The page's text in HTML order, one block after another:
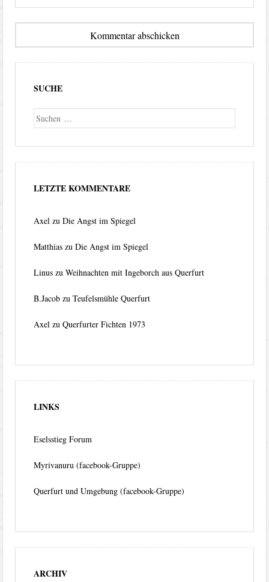
SUCHE
Suche
LETZTE KOMMENTARE
Axel zuDie Angst im Spiegel
Matthias zuDie Angst im Spiegel
Linus zuWeihnachten mit Ingeborch aus Querfurt
B.Jacob zuTeufelsmühle Querfurt
Axel zuQuerfurter Fichten 1973
LINKS
Eselsstieg Forum
Myrivanuru (facebook-Gruppe)
Querfurt und Umgebung (facebook-Gruppe)
ARCHIV